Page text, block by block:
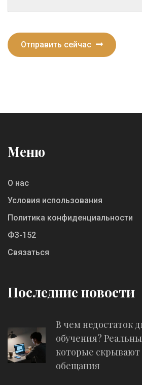
Отправить сейчас
Меню
О нас
Условия использования
Политика конфиденциальности
ФЗ-152
Связаться
Последние новости
В чем недостаток
обучения?
которые
обещания